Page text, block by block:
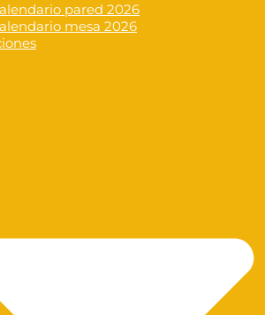
pared 2026
mesa 2026